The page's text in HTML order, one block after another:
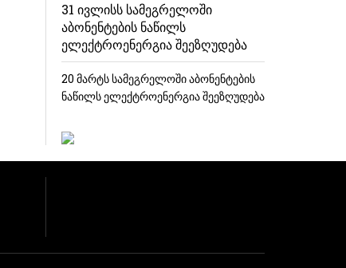
31 ივლისს სამეგრელოში
აბონენტების ნაწილს
ელექტროენერგია შეეზღუდება
20 მარტს სამეგრელოში აბონენტების
ნაწილს ელექტროენერგია შეეზღუდება